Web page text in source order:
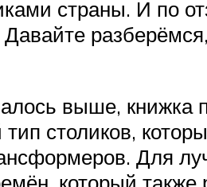
страны. И по
выше, книжка
столиков,
Для